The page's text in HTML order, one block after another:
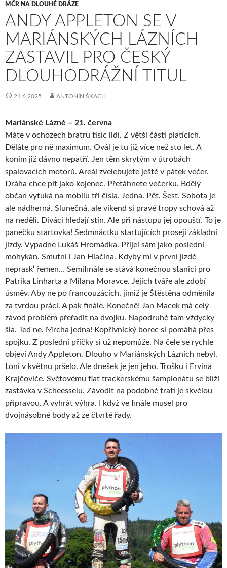
MČR NA DLOUHÉ DRÁZE
ANDY APPLETON SE V
MARIÁNSKÝCH LÁZNÍCH
ZASTAVIL PRO ČESKÝ
DLOUHODRÁŽNÍ TITUL
21.6.2025 ANTONÍN ŠKACH
Mariánské Lázně – 21. června
Máte v ochozech bratru tisíc lidí. Z větší části platících.
Děláte pro ně maximum. Ovál je tu již více než sto let. A
koním již dávno nepatří. Jen těm skrytým v útrobách
spalovacích motorů. Areál zvelebujete ještě v pátek večer.
Dráha chce pít jako kojenec. Přetáhnete večerku. Bdělý
občan vyťuká na mobilu tři čísla. Jedna. Pět. Šest. Sobota je
ale nádherná. Slunečná, ale víkend si pravé tropy schová až
na neděli. Diváci hledají stín. Ale při nástupu jej opouští. To je
panečku startovka! Sedmnáctku startujících prosejí základní
jízdy. Vypadne Lukáš Hromádka. Přijel sám jako poslední
mohykán. Smutní i Jan Hlačina. Kdyby mi v první jízdě
neprask‘ řemen… Semifinále se stává konečnou stanicí pro
Patrika Linharta a Milana Moravce. Jejich tváře ale zdobí
úsměv. Aby ne po francouzácích, jimiž je Štěstěna odměnila
za tvrdou práci. A pak finále. Konečně! Jan Macek má celý
závod problém přeřadit na dvojku. Napodruhé tam vždycky
šla. Teď ne. Mrcha jedna! Kopřivnický borec si pomáhá přes
spojku. Z poslední příčky si už nepomůže. Na čele se rychle
objeví Andy Appleton. Dlouho v Mariánských Lázních nebyl.
Loni v květnu pršelo. Ale dnešek je jen jeho. Trošku i Ervína
Krajčoviče. Světovému flat trackerskému šampionátu se blíží
zastávka v Scheesselu. Závodit na podobné trati je skvělou
přípravou. A vyhrát výhra. I když ve finále musel pro
dvojnásobné body až ze čtvrté řady.